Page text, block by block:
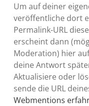
Um auf deiner
veröffentliche dort
Permalink-URL
erscheint dann
Moderation) hier
deine Antwort
Aktualisiere oder
sende die URL
Webmentions